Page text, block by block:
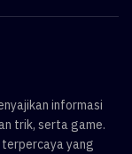
informasi
trik, serta game.
yang